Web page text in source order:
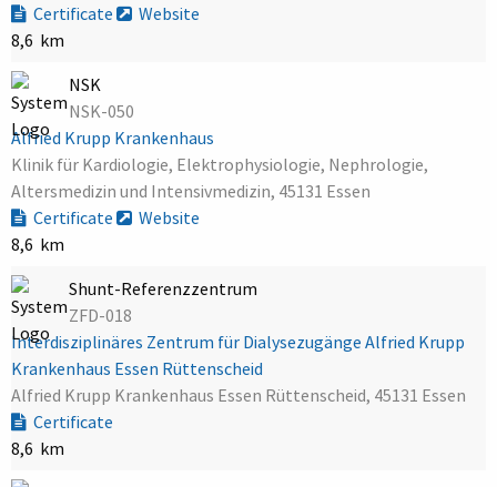
Certificate
Website
8,6 km
NSK
NSK-050
Alfried Krupp Krankenhaus
Klinik für Kardiologie, Elektrophysiologie, Nephrologie,
Altersmedizin und Intensivmedizin, 45131 Essen
Certificate
Website
8,6 km
Shunt-Referenzzentrum
ZFD-018
Interdisziplinäres Zentrum für Dialysezugänge Alfried Krupp
Krankenhaus Essen Rüttenscheid
Alfried Krupp Krankenhaus Essen Rüttenscheid, 45131 Essen
Certificate
8,6 km